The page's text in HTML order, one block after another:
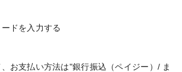
ドを入力する
お支払い方法は"銀行振込（ペイジー）/ ま